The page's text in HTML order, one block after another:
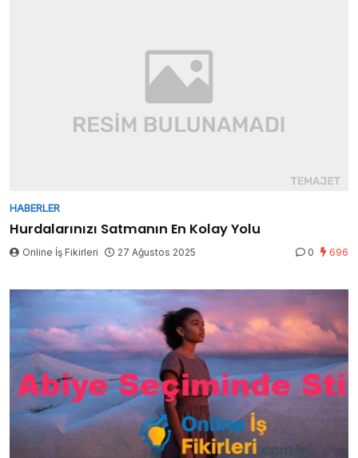
HABERLER
Hurdalarınızı Satmanın En Kolay Yolu
Online İş Fikirleri 27 Ağustos 2025 0 696